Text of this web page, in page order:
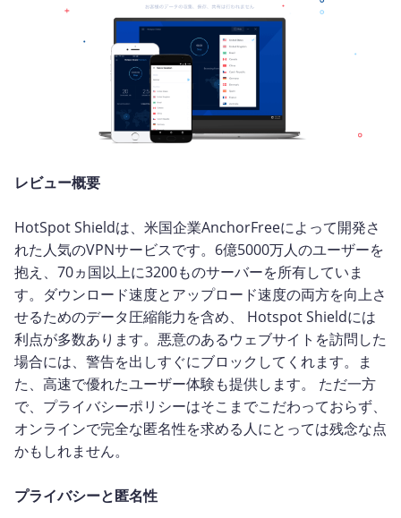
レビュー概要
HotSpot Shieldは、米国企業AnchorFreeによって開発さ
れた人気のVPNサービスです。6億5000万人のユーザーを
抱え、70ヵ国以上に3200ものサーバーを所有していま
す。ダウンロード速度とアップロード速度の両方を向上さ
せるためのデータ圧縮能力を含め、 Hotspot Shieldには
利点が多数あります。悪意のあるウェブサイトを訪問した
場合には、警告を出しすぐにブロックしてくれます。ま
た、高速で優れたユーザー体験も提供します。 ただ一方
で、プライバシーポリシーはそこまでこだわっておらず、
オンラインで完全な匿名性を求める人にとっては残念な点
かもしれません。
プライバシーと匿名性